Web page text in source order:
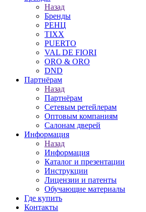
Назад
Бренды
РЕНЦ
TIXX
PUERTO
VAL DE FIORI
ORO & ORO
DND
Партнёрам
Назад
Партнёрам
Сетевым ретейлерам
Оптовым компаниям
Салонам дверей
Информация
Назад
Информация
Каталог и презентации
Инструкции
Лицензии и патенты
Обучающие материалы
Где купить
Контакты